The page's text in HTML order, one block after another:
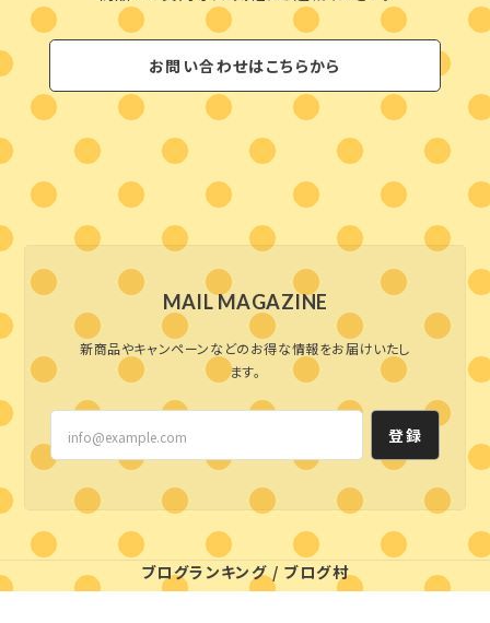
お問い合わせはこちらから
MAIL MAGAZINE
新商品やキャンペーンなどのお得な情報をお届けいたし
ます。
登録
ブログランキング/ ブログ村